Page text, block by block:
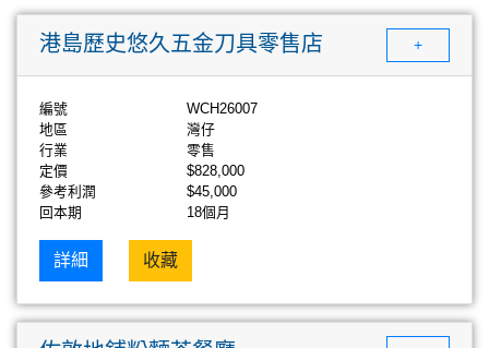
港島歷史悠久五金刀具零售店 +
編號
WCH26007
地區
灣仔
行業
零售
定價
$828,000
參考利潤
$45,000
回本期
18個月
詳細 收藏